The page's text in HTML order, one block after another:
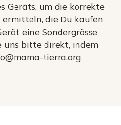
Geräts, um die korrekte
ermitteln, die Du kaufen
eine Sondergrösse
bitte direkt, indem
tierra.org